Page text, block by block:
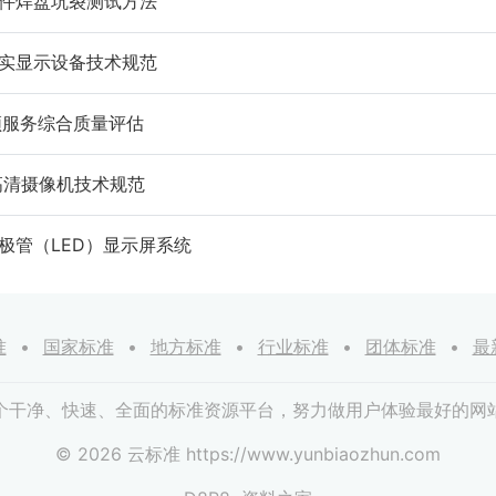
显示设备技术规范
务综合质量评估
摄像机技术规范
管（LED）显示屏系统
国家标准 地方标准 行业标准 团体标准 最
干净、快速、全面的标准资源平台，努力做用户体验最好的网
© 2026 云标准 https://www.yunbiaozhun.com